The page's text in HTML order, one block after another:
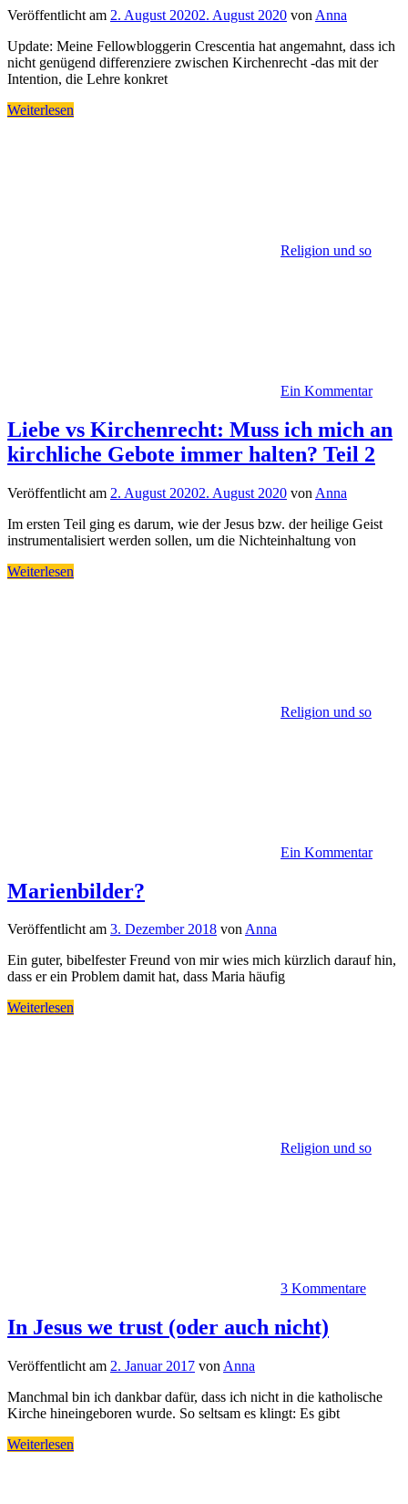
Veröffentlicht am 2. August 20202. August 2020 von Anna
Update: Meine Fellowbloggerin Crescentia hat angemahnt, dass ich
nicht genügend differenziere zwischen Kirchenrecht -das mit der
Intention, die Lehre konkret
Weiterlesen
Religion und so
Ein Kommentar
Liebe vs Kirchenrecht: Muss ich mich an
kirchliche Gebote immer halten? Teil 2
Veröffentlicht am 2. August 20202. August 2020 von Anna
Im ersten Teil ging es darum, wie der Jesus bzw. der heilige Geist
instrumentalisiert werden sollen, um die Nichteinhaltung von
Weiterlesen
Religion und so
Ein Kommentar
Marienbilder?
Veröffentlicht am 3. Dezember 2018 vonAnna
Ein guter, bibelfester Freund von mir wies mich kürzlich darauf hin,
dass er ein Problem damit hat, dass Maria häufig
Weiterlesen
Religion und so
3 Kommentare
In Jesus we trust (oder auch nicht)
Veröffentlicht am 2. Januar 2017 von Anna
Manchmal bin ich dankbar dafür, dass ich nicht in die katholische
Kirche hineingeboren wurde. So seltsam es klingt: Es gibt
Weiterlesen